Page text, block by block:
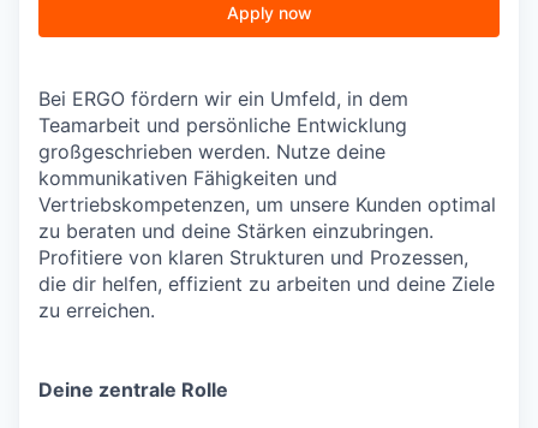
Apply now
Bei ERGO fördern wir ein Umfeld, in dem
Teamarbeit und persönliche Entwicklung
großgeschrieben werden. Nutze deine
kommunikativen Fähigkeiten und
Vertriebskompetenzen, um unsere Kunden optimal
zu beraten und deine Stärken einzubringen.
Profitiere von klaren Strukturen und Prozessen,
die dir helfen, effizient zu arbeiten und deine Ziele
zu erreichen.
Deine zentrale Rolle